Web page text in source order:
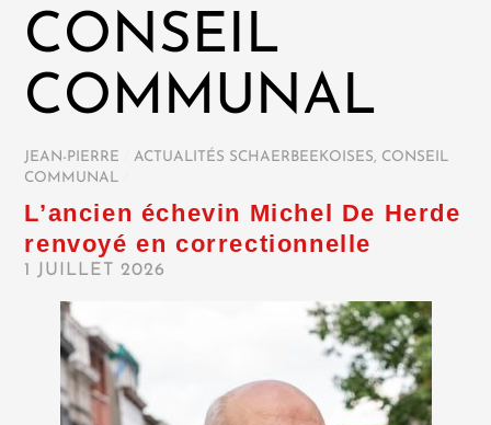
CONSEIL
COMMUNAL
JEAN-PIERRE ACTUALITÉS SCHAERBEEKOISES, CONSEIL
COMMUNAL
L’ancien échevin Michel De Herde
renvoyé en correctionnelle
1 JUILLET 2026